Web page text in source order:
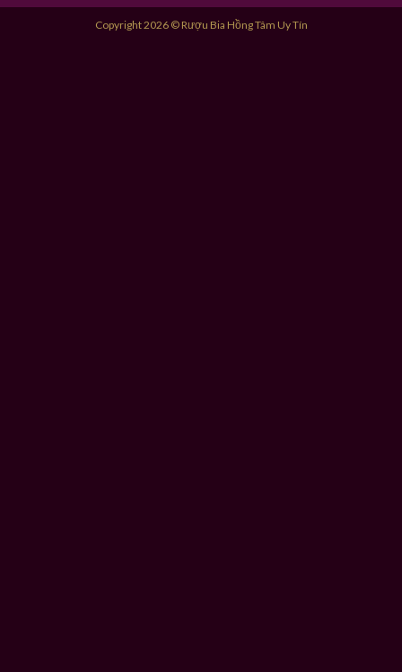
Copyright 2026 © Rượu Bia Hồng Tâm Uy Tín